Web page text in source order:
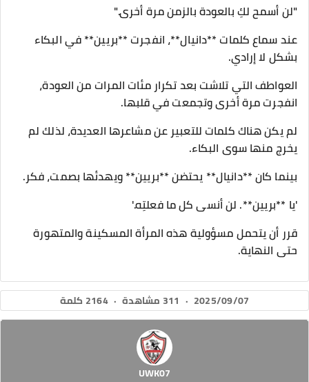
"لن أسمح لكِ بالعودة بالزمن مرة أخرى."
عند سماع كلمات **دانيال**، انفجرت **بريين** في البكاء
بشكل لا إرادي.
العواطف التي تلاشت بعد تكرار مئات المرات من العودة،
انفجرت مرة أخرى وتجمعت في قلبها.
لم يكن هناك كلمات للتعبير عن مشاعرها العديدة، لذلك لم
يخرج منها سوى البكاء.
بينما كان **دانيال** يحتضن **بريين** ويهدئها بصمت، فكر.
'يا **بريين**. لن أنسى كل ما فعلتِه.'
قرر أن يتحمل مسؤولية هذه المرأة المسكينة والمتهورة
حتى النهاية.
2025/09/07
· 311 مشاهدة · 2164 كلمة
UWK07